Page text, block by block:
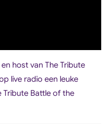
host van The Tribute
live radio een leuke
Tribute Battle of the